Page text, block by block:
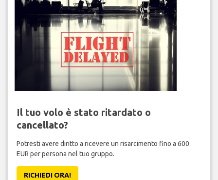
Il tuo volo è stato ritardato o
cancellato?
Potresti avere diritto a ricevere un risarcimento fino a 600
EUR per persona nel tuo gruppo.
RICHIEDI ORA!